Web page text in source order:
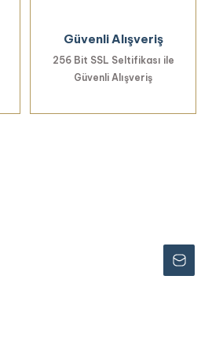
Güvenli Alışveriş
256 Bit SSL Seltifikası ile
Güvenli Alışveriş